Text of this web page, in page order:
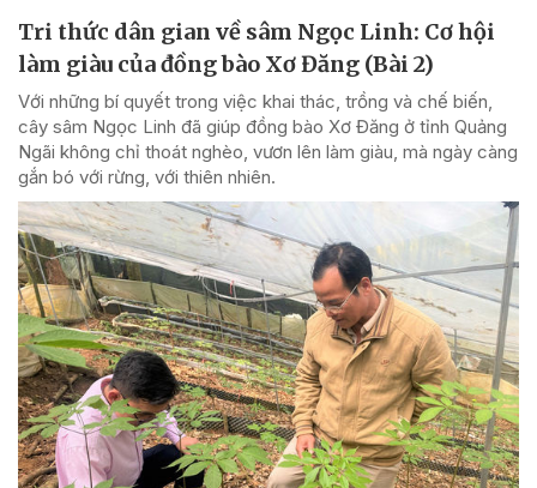
Tri thức dân gian về sâm Ngọc Linh: Cơ hội
làm giàu của đồng bào Xơ Đăng (Bài 2)
Với những bí quyết trong việc khai thác, trồng và chế biến,
cây sâm Ngọc Linh đã giúp đồng bào Xơ Đăng ở tỉnh Quảng
Ngãi không chỉ thoát nghèo, vươn lên làm giàu, mà ngày càng
gắn bó với rừng, với thiên nhiên.